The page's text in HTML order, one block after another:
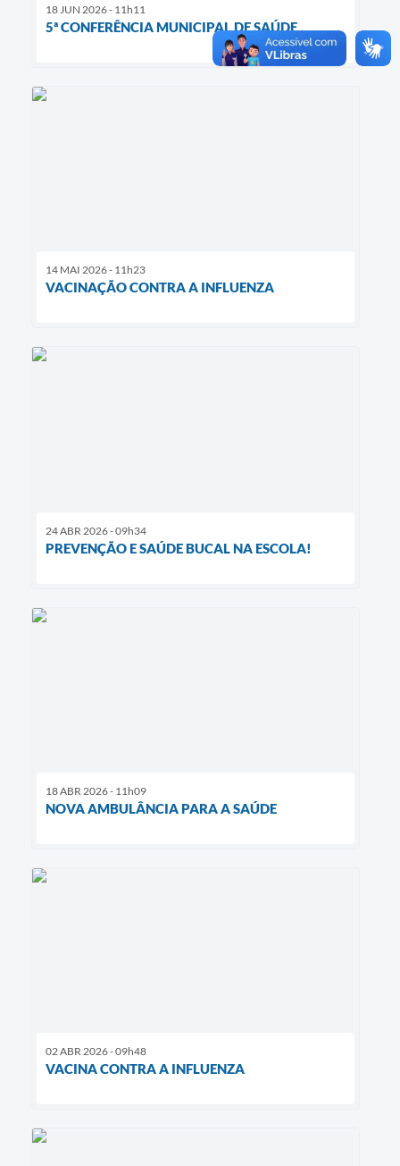
18 JUN 2026 - 11h11
5ª CONFERÊNCIA MUNICIPAL DE SAÚDE
14 MAI 2026 - 11h23
VACINAÇÃO CONTRA A INFLUENZA
24 ABR 2026 - 09h34
PREVENÇÃO E SAÚDE BUCAL NA ESCOLA!
18 ABR 2026 - 11h09
NOVA AMBULÂNCIA PARA A SAÚDE
02 ABR 2026 - 09h48
VACINA CONTRA A INFLUENZA